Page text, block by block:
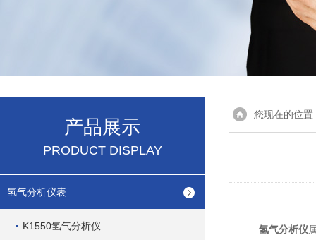
产品展示
PRODUCT DISPLAY
氢气分析仪表
K1550氢气分析仪
您现在的位置
氢气分析仪